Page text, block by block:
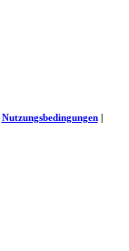
Nutzungsbedingungen|